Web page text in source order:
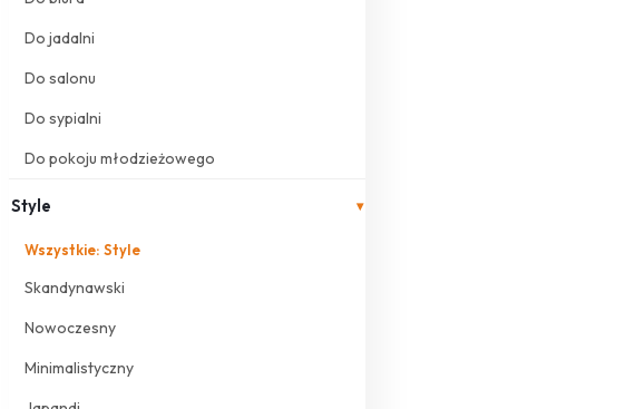
Do jadalni
Do salonu
Do sypialni
Do pokoju młodzieżowego
Style ▾
Wszystkie: Style
Skandynawski
Nowoczesny
Minimalistyczny